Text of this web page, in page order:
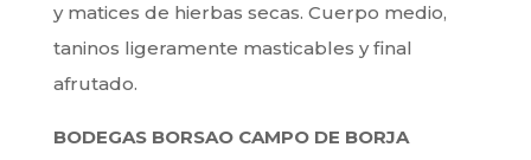
y matices de hierbas secas. Cuerpo medio,
taninos ligeramente masticables y final
afrutado.
BODEGAS BORSAO CAMPO DE BORJA